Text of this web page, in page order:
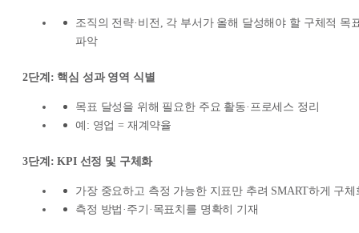
조직의 전략·비전, 각 부서가 올해 달성해야 할 구체적 목
파악
2단계: 핵심 성과 영역 식별
목표 달성을 위해 필요한 주요 활동·프로세스 정리
예: 영업 = 재계약율
3단계: KPI 선정 및 구체화
가장 중요하고 측정 가능한 지표만 추려 SMART하게 구체
측정 방법·주기·목표치를 명확히 기재